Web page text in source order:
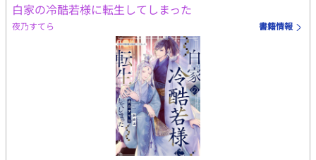
白家の冷酷若様に転生してしまった
夜乃すてら 書籍情報